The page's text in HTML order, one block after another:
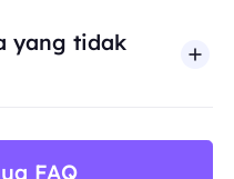
yang tidak
FAQ